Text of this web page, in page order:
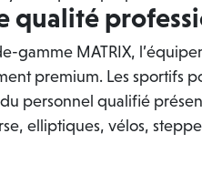
qualité
gamme MATRIX,
premium. Les sportifs
personnel qualifié
elliptiques, vélos,